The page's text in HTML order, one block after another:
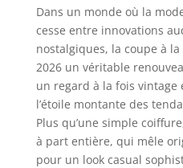
Dans un monde où la
cesse entre innovations
nostalgiques, la coupe à
2026 un véritable
un regard à la fois vintage
l’étoile montante des
Plus qu’une simple
à part entière, qui mêle
pour un look casual